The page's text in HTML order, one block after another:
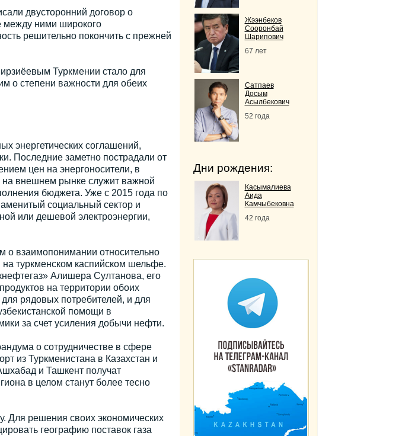
двусторонний договор о
между ними широкого
решительно покончить с прежней
Туркмении стало для
о степени важности для обеих
энергетических соглашений,
Последние заметно пострадали от
цен на энергоносители, в
на внешнем рынке служит важной
бюджета. Уже с 2015 года по
социальный сектор и
или дешевой электроэнергии,
о взаимопонимании относительно
туркменском каспийском шельфе.
Алишера Султанова, его
на территории обоих
рядовых потребителей, и для
помощи в
за счет усиления добычи нефти.
о сотрудничестве в сфере
из Туркменистана в Казахстан и
и Ташкент получат
в целом станут более тесно
Для решения своих экономических
географию поставок газа
Жээнбеков
Сооронбай
Шарипович
67 лет
Сатпаев
Досым
Асылбекович
52 года
Дни рождения:
Касымалиева
Аида
Камчыбековна
42 года